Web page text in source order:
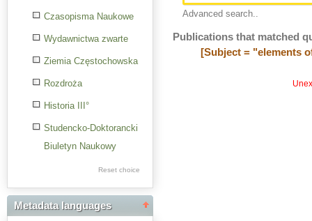
Czasopisma Naukowe
Wydawnictwa zwarte
Ziemia Częstochowska
Rozdroża
Historia III°
Studencko-Doktorancki
Biuletyn Naukowy
Res Academicae
Science Project Scripts
Biuletyn Informacyjny
Reset choice
Metadata languages
Advanced search..
Publications that matched
[Subject = "elements